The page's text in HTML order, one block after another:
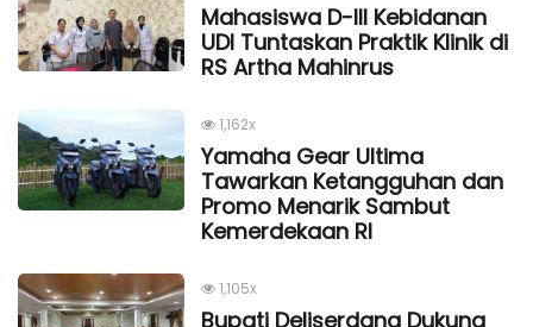
Mahasiswa D-III Kebidanan
UDI Tuntaskan Praktik Klinik di
RS Artha Mahinrus
1,162x
Yamaha Gear Ultima
Tawarkan Ketangguhan dan
Promo Menarik Sambut
Kemerdekaan Rl
1,105x
Bupati Deliserdang Dukung